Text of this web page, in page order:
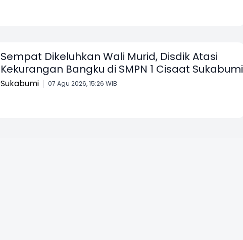
Sempat Dikeluhkan Wali Murid, Disdik Atasi
Kekurangan Bangku di SMPN 1 Cisaat Sukabumi
Sukabumi 07 Agu 2026, 15:26 WIB